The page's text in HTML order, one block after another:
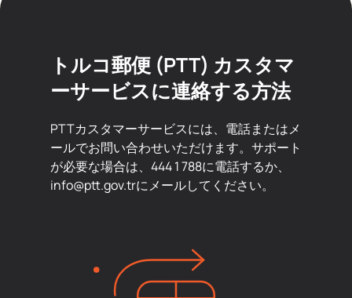
トルコ郵便 (PTT) カスタマ
ーサービスに連絡する方法
PTTカスタマーサービスには、電話またはメ
ールでお問い合わせいただけます。サポート
が必要な場合は、444 1 788に電話するか、
info@ptt.gov.trにメールしてください。